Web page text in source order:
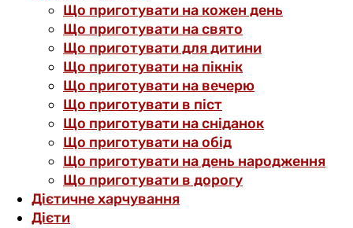
Що приготувати на кожен день
Що приготувати на свято
Що приготувати для дитини
Що приготувати на пікнік
Що приготувати на вечерю
Що приготувати в піст
Що приготувати на сніданок
Що приготувати на обід
Що приготувати на день народження
Що приготувати в дорогу
Дієтичне харчування
Дієти